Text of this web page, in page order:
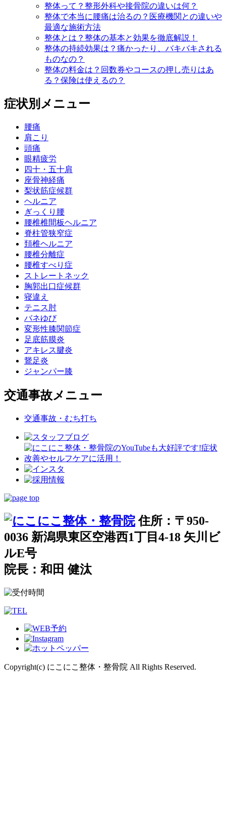
整体って？整形外科や接骨院の違いは何？
整体で本当に腰痛は治るの？医療機関との違いや
最適な施術方法
整体とは？整体の基本と効果を徹底解説！
整体の持続効果は？痛かったり、バキバキされる
ものなの？
整体の料金は？回数券やコースの押し売りはあ
る？保険は使えるの？
症状別メニュー
腰痛
肩こり
頭痛
眼精疲労
四十・五十肩
座骨神経痛
梨状筋症候群
ヘルニア
ぎっくり腰
腰椎椎間板ヘルニア
脊柱管狭窄症
頚椎ヘルニア
腰椎分離症
腰椎すべり症
ストレートネック
胸郭出口症候群
寝違え
テニス肘
バネゆび
変形性膝関節症
足底筋膜炎
アキレス腱炎
鵞足炎
ジャンパー膝
交通事故メニュー
交通事故・むち打ち
住所：〒950-
0036 新潟県東区空港西1丁目4-18 矢川ビ
ルE号
院長：和田 健汰
Copyright(c) にこにこ整体・整骨院 All Rights Reserved.